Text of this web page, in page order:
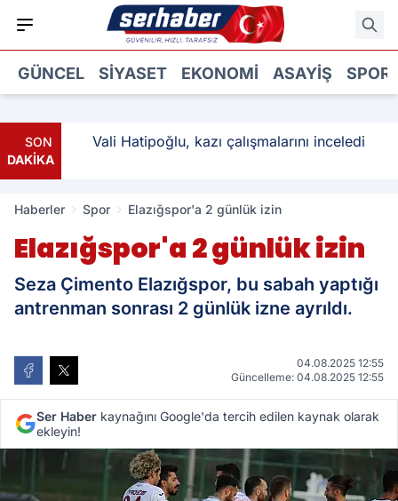
GÜNCEL SIYASET EKONOMI ASAYIŞ SPOR
SON
DAKİKA
Vali Hatipoğlu, kazı çalışmalarını inceledi
Haberler Spor Elazığspor'a 2 günlük izin
Elazığspor'a 2 günlük izin
Seza Çimento Elazığspor, bu sabah yaptığı
antrenman sonrası 2 günlük izne ayrıldı.
04.08.2025 12:55
Güncelleme: 04.08.2025 12:55
Ser Haber kaynağını Google'da tercih edilen kaynak olarak
ekleyin!